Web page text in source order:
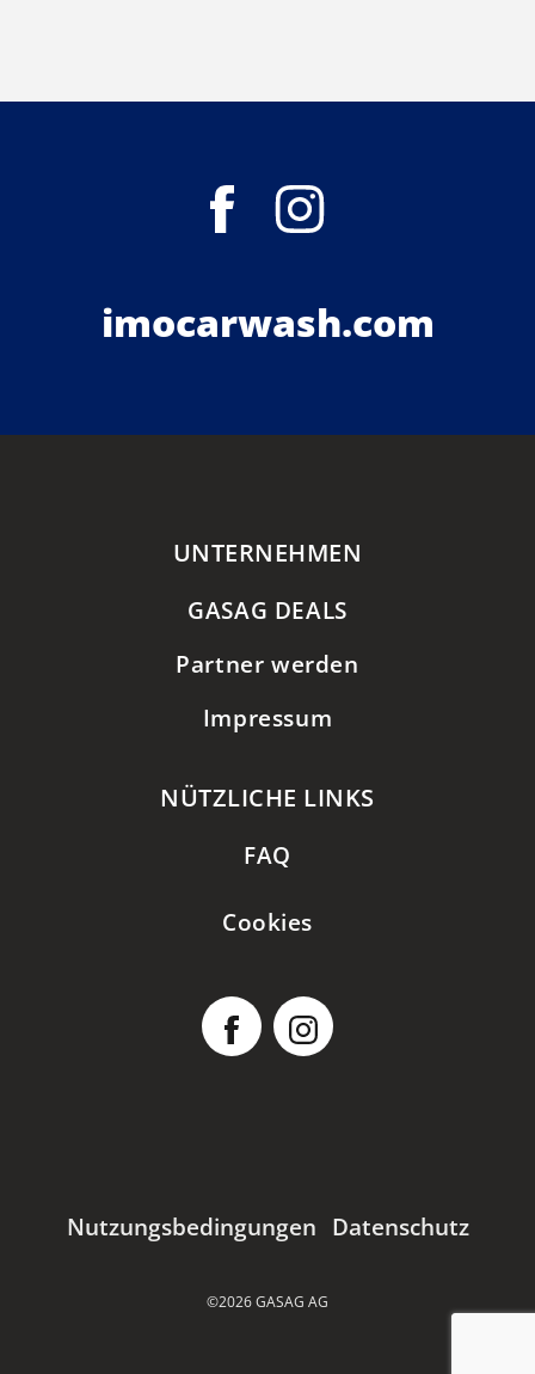
imocarwash.com
UNTERNEHMEN
GASAG DEALS
Partner werden
Impressum
NÜTZLICHE LINKS
FAQ
Cookies
Nutzungsbedingungen Datenschutz
©2026 GASAG AG